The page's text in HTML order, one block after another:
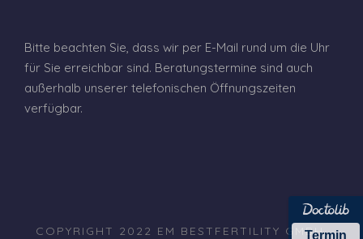
Termin
Bitte beachten Sie, dass wir per E-Mail rund um die Uhr
für Sie erreichbar sind. Beratungstermine sind auch
außerhalb unserer telefonischen Öffnungszeiten
verfügbar.
COPYRIGHT 2022 EM BESTFERTILITY GMBH,